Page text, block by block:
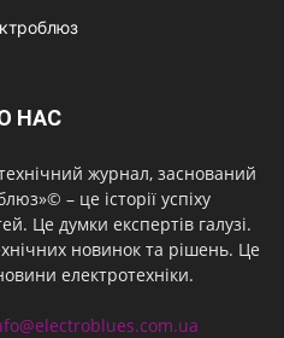
НАС
журнал, заснований
– це історії успіху
Це думки експертів галузі.
новинок та рішень. Це
електротехніки.